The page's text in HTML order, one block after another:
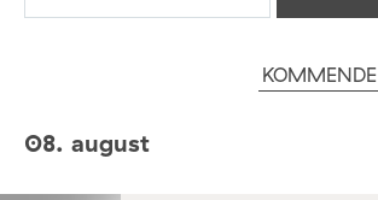
KOMMENDE
08. august